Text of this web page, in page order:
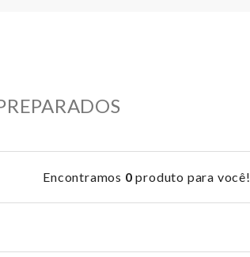
Encontramos 0 produto para você!